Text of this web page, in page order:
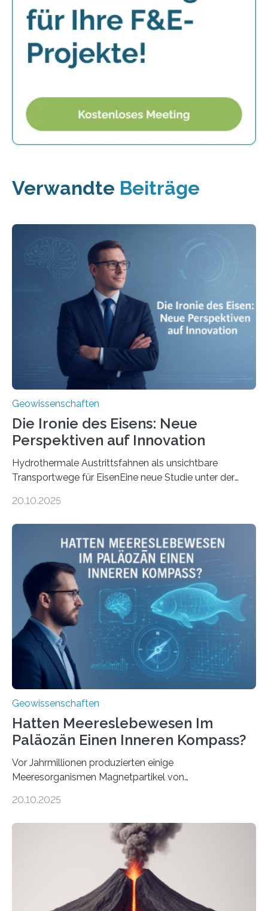
Verwandte Beiträge
Geowissenschaften
Die Ironie des Eisens: Neue
Perspektiven auf Innovation
Hydrothermale Austrittsfahnen als unsichtbare
Transportwege für EisenEine neue Studie unter der
Umweltwissenschaften der Universität Bremen –
Stoffkreislauf im Ozean prägen. Die Überblicksstudie
mit dem Titel „Iron’s Irony“ ist in Communications Earth
& Environment erschienen. Die Studie fasst bestehende
Forschungsergebnisse zusammen und interpretiert sie
neu, um zu erklären, wie Eisen, das aus hydrothermalen
Systemen freigesetzt wird, über ganze Ozeanbecken
transportiert werden kann. „Das…
20.10.2025
Geowissenschaften
Hatten Meereslebewesen Im
Paläozän Einen Inneren Kompass?
Vor Jahrmillionen produzierten einige
Meeresorganismen Magnetpartikel von
Sedimenten zu finden sind. Nun ist es einem
Domänen auf einem dieser „Riesenmagnetfossilien” mit
einer raffinierten Methode an der Diamond-
Röntgenquelle zu kartieren. Ihre Analyse zeigt, dass
diese Partikel es den Organismen ermöglicht haben
könnten, winzige Schwankungen sowohl in der
Richtung als auch in der Intensität des Erdmagnetfelds
20.10.2025